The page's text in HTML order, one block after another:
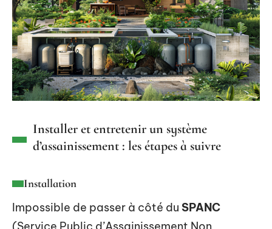
Installer et entretenir un système
d’assainissement : les étapes à suivre
Installation
Impossible de passer à côté du SPANC